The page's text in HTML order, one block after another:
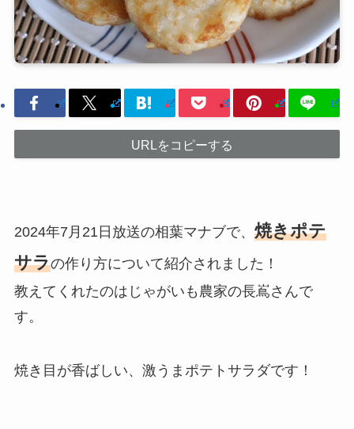
URLをコピーする
2024年7月21日放送の相葉マナブで、 焼きポテ
サラの作り方について紹介されました！
教えてくれたのはじゃがいも農家の長嶌さんで
す。
焼き目が香ばしい、激うまポテトサラダです！